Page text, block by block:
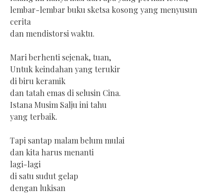
lembar-lembar buku sketsa kosong yang menyusun
cerita
dan mendistorsi waktu.
Mari berhenti sejenak, tuan,
Untuk keindahan yang terukir
di biru keramik
dan tatah emas di selusin Cina.
Istana Musim Salju ini tahu
yang terbaik.
Tapi santap malam belum mulai
dan kita harus menanti
lagi-lagi
di satu sudut gelap
dengan lukisan